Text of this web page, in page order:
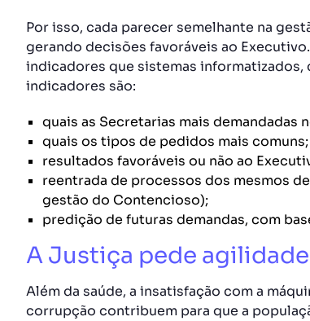
Por isso, cada parecer semelhante na
gerando decisões favoráveis ao
indicadores que sistemas informatizados,
indicadores são:
quais as Secretarias mais demandadas
quais os tipos de pedidos mais comuns;
resultados favoráveis ou não ao
reentrada de processos dos mesmos
gestão do Contencioso);
predição de futuras demandas, com
A Justiça pede agilidade
Além da saúde, a insatisfação com a
corrupção contribuem para que a